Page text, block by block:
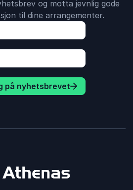
og motta jevnlig gode
til dine arrangementer.
på nyhetsbrevet